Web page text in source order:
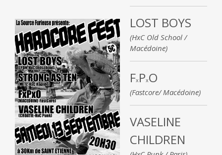
LOST BOYS
(HxC Old School /
Macédoine)
Fx PxO
(Fastcore/ Macédoine)
VASELINE
CHILDREN